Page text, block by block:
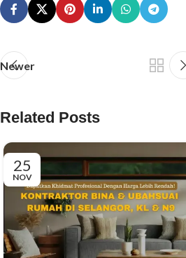
Newer
Related Posts
25
NOV